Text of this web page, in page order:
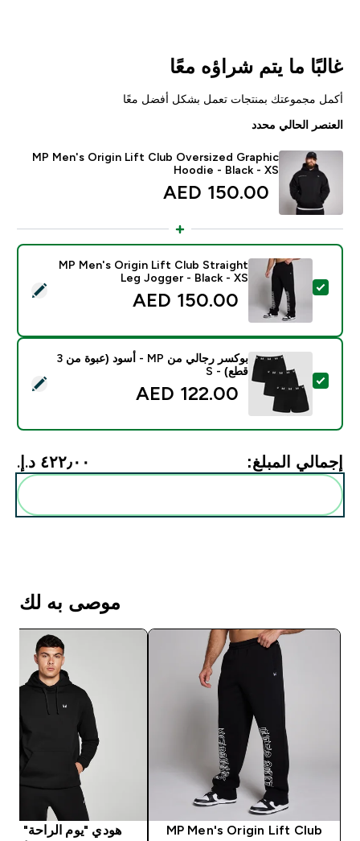
غالبًا ما يتم شراؤه معًا
أكمل مجموعتك بمنتجات تعمل بشكل أفضل معًا
العنصر الحالي محدد
MP Men's Origin Lift Club Oversized Graphic
Hoodie - Black - XS
150.00 AED‎
تحديد هذا المنتج - MP Men's Origin Lift Club Straight Leg Jogger - Black - XS
MP Men's Origin Lift Club Straight
Leg Jogger - Black - XS
150.00 AED‎
تحديد هذا المنتج - بوكسر رجالي من MP - أسود (عبوة من 3 قطع) - S
بوكسر رجالي من MP - أسود (عبوة من 3
قطع) - S
122.00 AED‎
إجمالي المبلغ: ٤٢٢٫٠٠ د.إ.‏‎
موصى به لك
MP Men's Origin Lift Club